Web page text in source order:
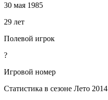
30 мая 1985
29 лет
Полевой игрок
?
Игровой номер
Статистика в сезоне Лето 2014